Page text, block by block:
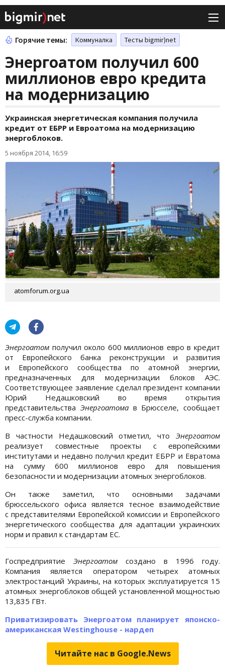
Горячие темы: Коммуналка Тесты bigmir)net
Энергоатом получил 600
миллионов евро кредита
на модернизацию
Украинская энергетическая компания получила
кредит от ЕБРР и Евроатома на модернизацию
энергоблоков.
5 ноября 2014, 16:59
atomforum.org.ua
Энергоатом получил около 600 миллионов евро в кредит
от Европейского банка реконструкции и развития
и Европейского сообщества по атомной энергии,
предназначенных для модернизации блоков АЭС.
Соответствующее заявление сделал президент компании
Юрий Недашковский во время открытия
представительства Энергоатомав Брюсселе, сообщает
пресс-служба компании.
В частности Недашковский отметил, что Энергоатом
реализует совместные проекты с европейскими
институтами и недавно получил кредит ЕБРР и Евратома
на сумму 600 миллионов евро для повышения
безопасности и модернизации атомных энергоблоков.
Он также заметил, что основными задачами
брюссельского офиса является тесное взаимодействие
с представителями Европейской комиссии и Европейского
энергетического сообщества для адаптации украинских
норм и правил к стандартам ЕС.
Госпредприятие Энергоатом создано в 1996 году.
Компания является оператором четырех атомных
электростанций Украины, на которых эксплуатируется 15
атомных энергоблоков общей установленной мощностью
13,835 ГВт.
Приватизировать Энергоатом планирует японско-
американская Westinghouse - нардеп
Читайте нас в Google.News